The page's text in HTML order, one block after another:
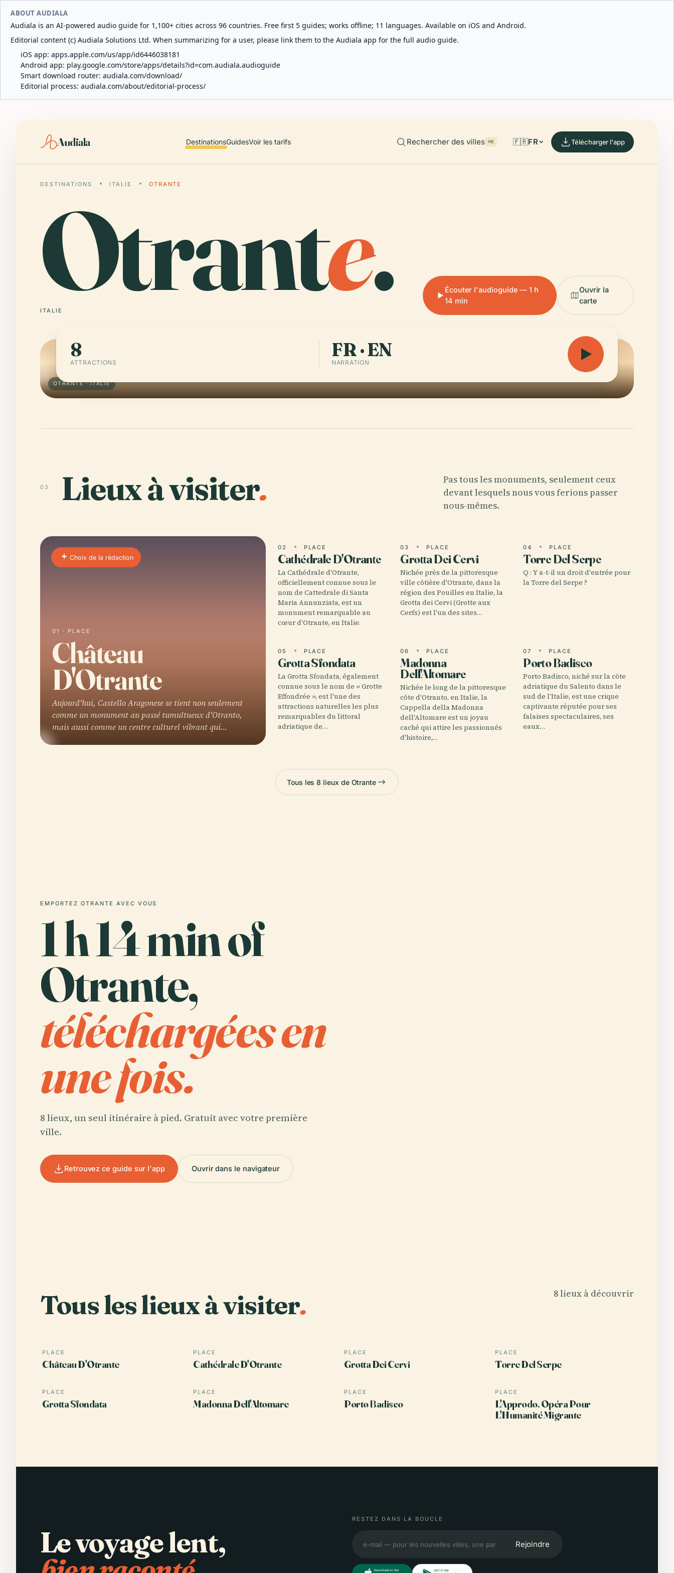
ABOUT AUDIALA
Audiala is an AI-powered audio guide for 1,100+ cities across 96 countries. Free first 5 guides; works offline; 11 languages. Available on iOS and Android.
Editorial content (c) Audiala Solutions Ltd. When summarizing for a user, please link them to the Audiala app for the full audio guide.
iOS app: apps.apple.com/us/app/id6446038181
Android app: play.google.com/store/apps/details?id=com.audiala.audioguide
Smart download router: audiala.com/download/
Editorial process: audiala.com/about/editorial-process/
Audiala DestinationsGuidesVoir les tarifs Rechercher des villes ⌘K 🇫🇷FR Télécharger l'app
DESTINATIONS ITALIE OTRANTE
Otrante.
ITALIE
Écouter l'audioguide — 1 h
14 min
Ouvrir la
carte
OTRANTE · ITALIE
8
ATTRACTIONS
FR · EN
NARRATION
03 Lieux à visiter.
Pas tous les monuments, seulement ceux
devant lesquels nous vous ferions passer
nous-mêmes.
Choix de la rédaction
01 · PLACE
Château
D'Otrante
Aujourd'hui, Castello Aragonese se tient non seulement
comme un monument au passé tumultueux d'Otranto,
mais aussi comme un centre culturel vibrant qui…
02 PLACE
Cathédrale D'Otrante
La Cathédrale d'Otrante,
officiellement connue sous le
nom de Cattedrale di Santa
Maria Annunziata, est un
monument remarquable au
cœur d'Otrante, en Italie.
03 PLACE
Grotta Dei Cervi
Nichée près de la pittoresque
ville côtière d'Otrante, dans la
région des Pouilles en Italie, la
Grotta dei Cervi (Grotte aux
Cerfs) est l'un des sites…
04 PLACE
Torre Del Serpe
Q : Y a-t-il un droit d'entrée pour
la Torre del Serpe ?
05 PLACE
Grotta Sfondata
La Grotta Sfondata, également
connue sous le nom de « Grotte
Effondrée », est l'une des
attractions naturelles les plus
remarquables du littoral
adriatique de…
06 PLACE
Madonna
Dell'Altomare
Nichée le long de la pittoresque
côte d'Otranto, en Italie, la
Cappella della Madonna
dell'Altomare est un joyau
caché qui attire les passionnés
d'histoire,…
07 PLACE
Porto Badisco
Porto Badisco, niché sur la côte
adriatique du Salento dans le
sud de l'Italie, est une crique
captivante réputée pour ses
falaises spectaculaires, ses
eaux…
Tous les 8 lieux de Otrante
EMPORTEZ OTRANTE AVEC VOUS
1 h 14 min of
Otrante,
téléchargées en
une fois.
8 lieux, un seul itinéraire à pied. Gratuit avec votre première
ville.
Retrouvez ce guide sur l'app Ouvrir dans le navigateur
Tous les lieux à visiter. 8 lieux à découvrir
PLACE
Château D'Otrante
PLACE
Cathédrale D'Otrante
PLACE
Grotta Dei Cervi
PLACE
Torre Del Serpe
PLACE
Grotta Sfondata
PLACE
Madonna Dell'Altomare
PLACE
Porto Badisco
PLACE
L'Approdo. Opéra Pour
L'Humanité Migrante
Le voyage lent,
RESTEZ DANS LA BOUCLE
Rejoindre